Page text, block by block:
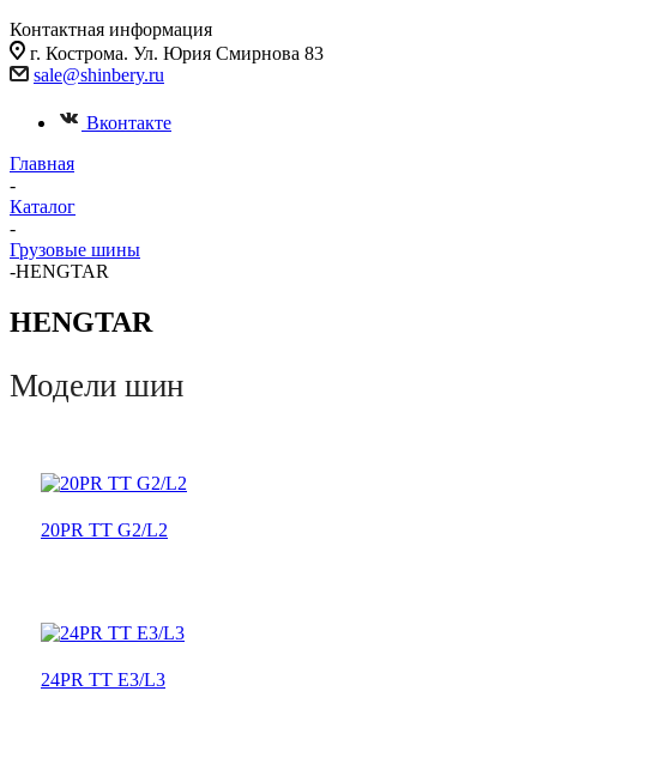
Контактная информация
г. Кострома. Ул. Юрия Смирнова 83
sale@shinbery.ru
Вконтакте
Главная
-
Каталог
-
Грузовые шины
-HENGTAR
HENGTAR
Модели шин
20PR TT G2/L2
24PR TT E3/L3